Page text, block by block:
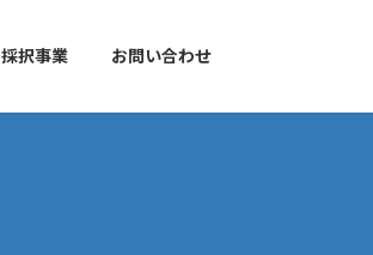
採択事業 お問い合わせ